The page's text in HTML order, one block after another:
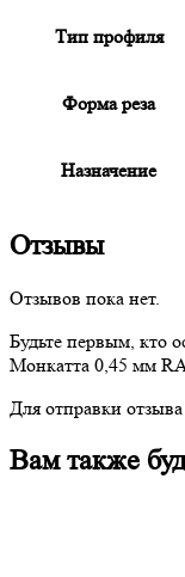
Тип профиля
Форма реза
Назначение
Отзывы
Отзывов пока нет.
Будьте первым, кто
Монкатта 0,45 мм
Для отправки
Вам также